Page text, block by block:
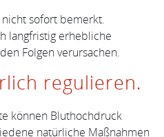
sofort bemerkt.
langfristig erhebliche
Folgen verursachen.
regulieren.
können Bluthochdruck
natürliche Maßnahmen